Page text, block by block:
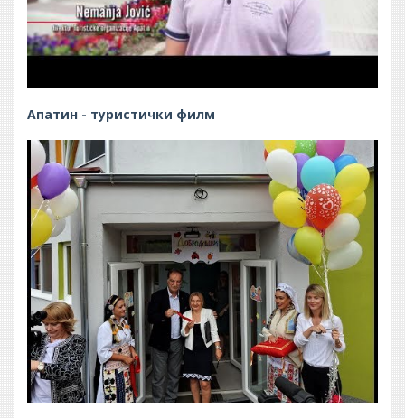
Апатин - туристички филм